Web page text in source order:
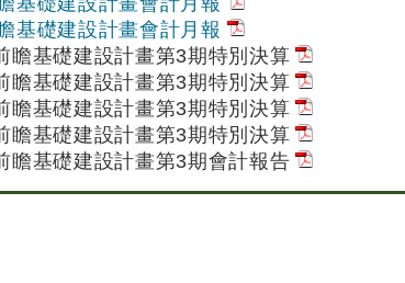
基礎建設計畫會計月報
瞻基礎建設計畫第3期特別決算
瞻基礎建設計畫第3期特別決算
瞻基礎建設計畫第3期特別決算
瞻基礎建設計畫第3期特別決算
瞻基礎建設計畫第3期會計報告